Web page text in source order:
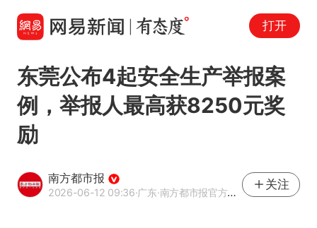
打开
东莞公布4起安全生产举报案
例，举报人最高获8250元奖
励
南方都市报
2026-06-12 09:36·广东·南方都市报官方网易号
关注